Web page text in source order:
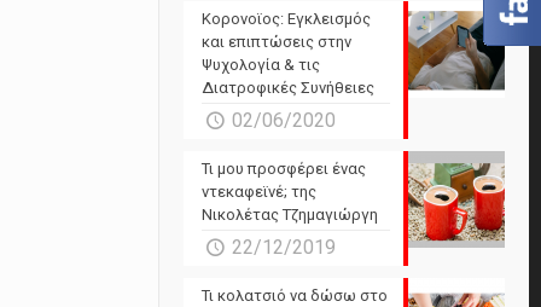
Κορονοϊος: Εγκλεισμός
και επιπτώσεις στην
Ψυχολογία & τις
Διατροφικές Συνήθειες
02/06/2020
Τι μου προσφέρει ένας
ντεκαφεϊνέ; της
Νικολέτας Τζημαγιώργη
22/12/2019
Τι κολατσιό να δώσω στο